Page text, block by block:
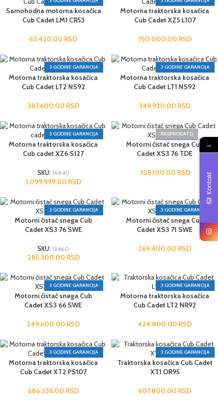
Samohodna motorna kosačica
Cub Cadet LM1 CR53
63.420,00 RSD
Motorna traktorska kosačica
Cub Cadet XZ5 L107
750.000,00 RSD
3 GODINE GARANCIJA
Motorna traktorska kosačica
Cub Cadet LT2 NS92
387.600,00 RSD
3 GODINE GARANCIJA
Motorna traktorska kosačica
Cub Cadet LT1 NS92
349.920,00 RSD
3 GODINE GARANCIJA
Motorna traktorska kosačica
Cub cadet XZ6 S127
SKU: 16840
1.099.999,00 RSD
RASPRODATO
3 GODINE GARANCIJA
Motorni čistač snega Cub
Cadet XS3 76 TDE
335.100,00 RSD
3 GODINE GARANCIJA
Motorni čistač snega Cub
Cadet XS3 76 SWE
SKU: 12460
285.300,00 RSD
3 GODINE GARANCIJA
Motorni čistač snega Cub
Cadet XS3 71 SWE
269.400,00 RSD
3 GODINE GARANCIJA
Motorni čistač snega Cub
Cadet XS3 66 SWE
249.600,00 RSD
3 GODINE GARANCIJA
Motorna traktorska kosačica
Cub Cadet LT2 NR92
424.800,00 RSD
3 GODINE GARANCIJA
Motorna traktorska kosačica
Cub Cadet XT2 PS107
686.336,00 RSD
3 GODINE GARANCIJA
Traktorska kosačica Cub Cadet
XT1 OR95
607.800,00 RSD
→
Kontakt